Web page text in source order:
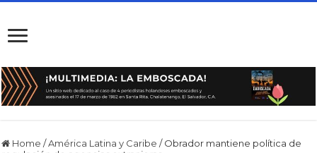
Home /América Latina y Caribe / Obrador mantiene política de